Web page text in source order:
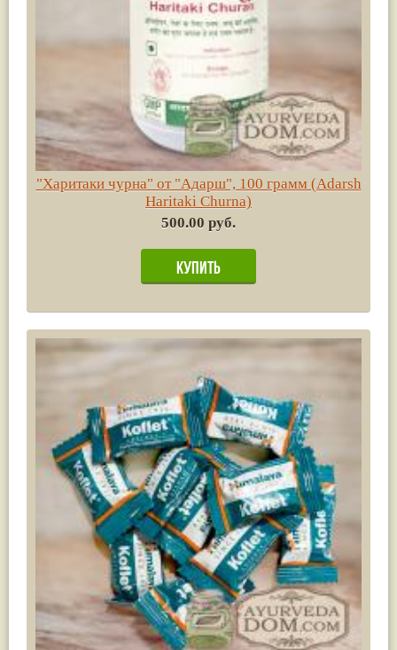
"Харитаки чурна" от "Адарш", 100 грамм (Adarsh
Haritaki Churna)
500.00 руб.